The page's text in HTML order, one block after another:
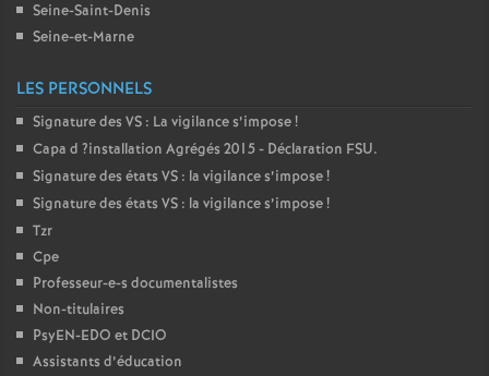
Seine-Saint-Denis
Seine-et-Marne
LES PERSONNELS
Signature des VS : La vigilance s’impose!
Capa d ?installation Agrégés 2015 - Déclaration FSU.
Signature des états VS : la vigilance s’impose!
Signature des états VS : la vigilance s’impose!
Tzr
Cpe
Professeur-e-s documentalistes
Non-titulaires
PsyEN-EDO et DCIO
Assistants d’éducation